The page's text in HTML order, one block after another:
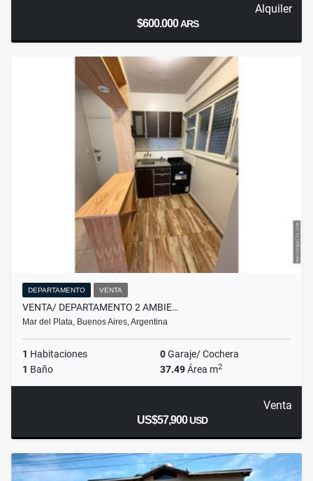
Alquiler
$600.000ARS
DEPARTAMENTO VENTA
VENTA/ DEPARTAMENTO 2 AMBIE…
Mar del Plata, Buenos Aires, Argentina
1 Habitaciones 0Garaje/ Cochera
1 Baño 37.49Área m2
Venta
US$57,900USD